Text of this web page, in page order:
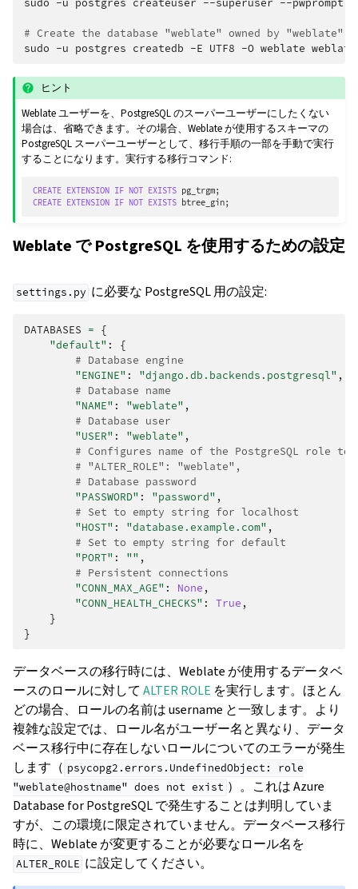
# Create the database "weblate" owned by "weblate"
sudo -u postgres createdb -E UTF8 -O weblate
ヒント
Weblate ユーザーを、PostgreSQL のスーパーユーザーにしたくない
場合は、省略できます。その場合、Weblate が使用するスキーマの
PostgreSQL スーパーユーザーとして、移行手順の一部を手動で実行
することになります。実行する移行コマンド:
CREATE EXTENSION IF NOT EXISTS pg_trgm;
CREATE
EXTENSION IF NOT EXISTS btree_gin;
Weblate で PostgreSQL を使用するための設定
settings.py に必要な PostgreSQL 用の設定:
DATABASES = {
"default" :
{
# Database engine
"ENGINE" : "django.db.backends.postgresql" ,
# Database name
"NAME" : "weblate" ,
# Database user
"USER" : "weblate" ,
# Configures name of the PostgreSQL role
# "ALTER_ROLE": "weblate",
# Database password
"PASSWORD" : "password" ,
# Set to empty string for localhost
"HOST" : "database.example.com" ,
# Set to empty string for default
"PORT" : "" ,
# Persistent connections
"CONN_MAX_AGE" : None ,
"CONN_HEALTH_CHECKS" : True ,
}
}
データベースの移行時には、Weblate が使用するデータベ
ースのロールに対して ALTER ROLE を実行します。ほとん
どの場合、ロールの名前は username と一致します。より
複雑な設定では、ロール名がユーザー名と異なり、データ
ベース移行中に存在しないロールについてのエラーが発生
します（ psycopg2.errors.UndefinedObject:
role
"weblate@hostname" does not exist ）。これは Azure
Database for PostgreSQL で発生することは判明していま
すが、この環境に限定されていません。データベース移行
時に、Weblate が変更することが必要なロール名を
ALTER_ROLE に設定してください。